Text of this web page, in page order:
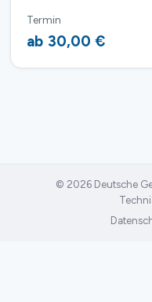
Termin
ab 30,00 €
© 2026 Deutsche